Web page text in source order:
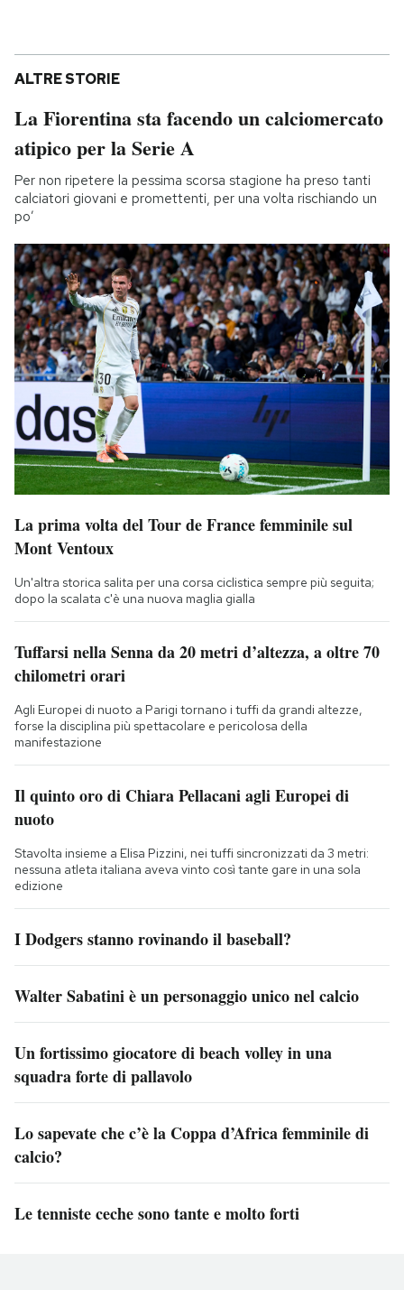
ALTRE STORIE
La Fiorentina sta facendo un calciomercato
atipico per la Serie A
Per non ripetere la pessima scorsa stagione ha preso tanti
calciatori giovani e promettenti, per una volta rischiando un
po’
La prima volta del Tour de France femminile sul
Mont Ventoux
Un'altra storica salita per una corsa ciclistica sempre più seguita;
dopo la scalata c'è una nuova maglia gialla
Tuffarsi nella Senna da 20 metri d’altezza, a oltre 70
chilometri orari
Agli Europei di nuoto a Parigi tornano i tuffi da grandi altezze,
forse la disciplina più spettacolare e pericolosa della
manifestazione
Il quinto oro di Chiara Pellacani agli Europei di
nuoto
Stavolta insieme a Elisa Pizzini, nei tuffi sincronizzati da 3 metri:
nessuna atleta italiana aveva vinto così tante gare in una sola
edizione
I Dodgers stanno rovinando il baseball?
Walter Sabatini è un personaggio unico nel calcio
Un fortissimo giocatore di beach volley in una
squadra forte di pallavolo
Lo sapevate che c’è la Coppa d’Africa femminile di
calcio?
Le tenniste ceche sono tante e molto forti